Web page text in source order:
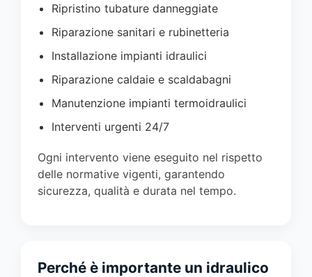
Ripristino tubature danneggiate
Riparazione sanitari e rubinetteria
Installazione impianti idraulici
Riparazione caldaie e scaldabagni
Manutenzione impianti termoidraulici
Interventi urgenti 24/7
Ogni intervento viene eseguito nel rispetto
delle normative vigenti, garantendo
sicurezza, qualità e durata nel tempo.
Perché è importante un idraulico